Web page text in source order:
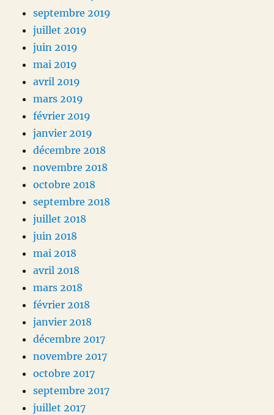
septembre 2019
juillet 2019
juin 2019
mai 2019
avril 2019
mars 2019
février 2019
janvier 2019
décembre 2018
novembre 2018
octobre 2018
septembre 2018
juillet 2018
juin 2018
mai 2018
avril 2018
mars 2018
février 2018
janvier 2018
décembre 2017
novembre 2017
octobre 2017
septembre 2017
juillet 2017